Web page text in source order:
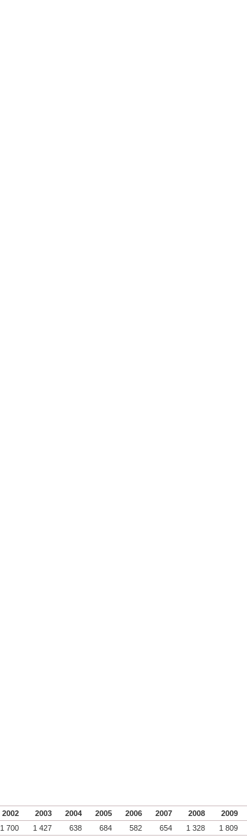
2002 2003 2004 2005 2006 2007 2008 2009
1 700 1 427 638 684 582 654 1 328 1 809